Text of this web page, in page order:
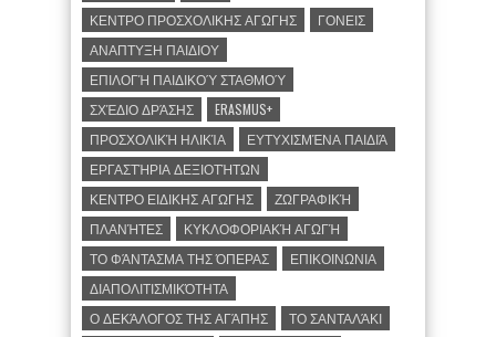
ΚΕΝΤΡΟ ΠΡΟΣΧΟΛΙΚΗΣ ΑΓΩΓΗΣ
ΓΟΝΕΙΣ
ΑΝΑΠΤΥΞΗ ΠΑΙΔΙΟΥ
ΕΠΙΛΟΓΉ ΠΑΙΔΙΚΟΎ ΣΤΑΘΜΟΎ
ΣΧΈΔΙΟ ΔΡΆΣΗΣ
ERASMUS+
ΠΡΟΣΧΟΛΙΚΉ ΗΛΙΚΊΑ
ΕΥΤΥΧΙΣΜΈΝΑ ΠΑΙΔΙΆ
ΕΡΓΑΣΤΉΡΙΑ ΔΕΞΙΟΤΉΤΩΝ
ΚΕΝΤΡΟ ΕΙΔΙΚΗΣ ΑΓΩΓΗΣ
ΖΩΓΡΑΦΙΚΉ
ΠΛΑΝΉΤΕΣ
ΚΥΚΛΟΦΟΡΙΑΚΉ ΑΓΩΓΉ
ΤΟ ΦΆΝΤΑΣΜΑ ΤΗΣ ΌΠΕΡΑΣ
ΕΠΙΚΟΙΝΩΝΙΑ
ΔΙΑΠΟΛΙΤΙΣΜΙΚΌΤΗΤΑ
Ο ΔΕΚΆΛΟΓΟΣ ΤΗΣ ΑΓΆΠΗΣ
ΤΟ ΣΑΝΤΑΛΆΚΙ